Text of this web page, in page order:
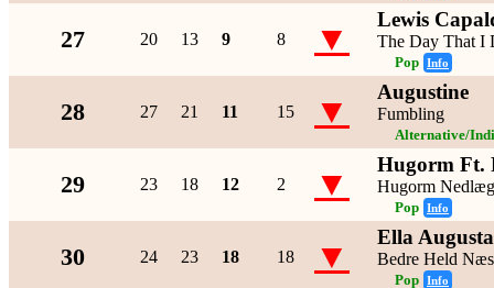
27 20 13 9 8 ▼ Lewis
The Day That I
Pop Info
28 27 21 11 15 ▼ Augustine
Fumbling
Alternative/
29 23 18 12 2 ▼ Hugorm Ft.
Hugorm
Pop Info
30 24 23 18 18 ▼ Ella
Bedre Held
Pop Info